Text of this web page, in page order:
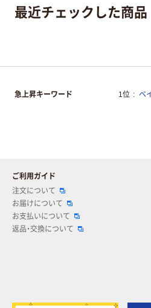
最近チェックした商品
急上昇キーワード 1位 ベ
ご利用ガイド
注文について
お届けについて
お支払いについて
返品・交換について